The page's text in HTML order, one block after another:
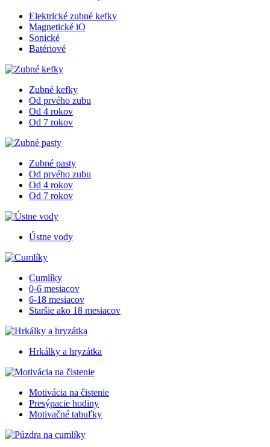
Elektrické zubné kefky
Magnetické iO
Sonické
Batériové
Zubné kefky
Od prvého zubu
Od 4 rokov
Od 7 rokov
Zubné pasty
Od prvého zubu
Od 4 rokov
Od 7 rokov
Ústne vody
Cumlíky
0-6 mesiacov
6-18 mesiacov
Staršie ako 18 mesiacov
Hrkálky a hryzátka
Motivácia na čistenie
Presýpacie hodiny
Motivačné tabuľky